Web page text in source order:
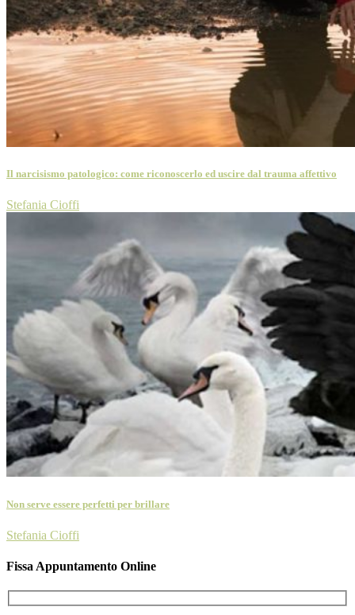
Il narcisismo patologico: come riconoscerlo ed uscire dal trauma affettivo
Stefania Cioffi
Non serve essere perfetti per brillare
Stefania Cioffi
Fissa Appuntamento Online